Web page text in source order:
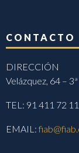
CONTACTO
DIRECCIÓN
Velázquez, 64 –
TEL: 91 411 72 11
EMAIL: